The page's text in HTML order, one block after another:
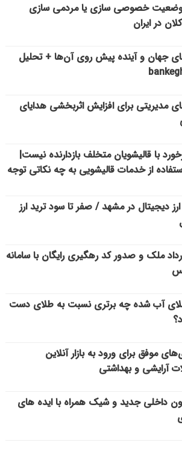
خصوصی سازی یا مردمی سازی
در ایران
جهان و آینده پیش روی آن‌ها + تحلیل
مدیریتی برای افزایش اثربخشی هدایای
با قالیشویان متخلف بازدارنده نیست|
از خدمات قالیشویی به چه نکاتی توجه
دیجیتال در مشهد / صفر تا سود ترید ارز
ملک و صدور کد رهگیری رایگان با سامانه
آب شده چه برتری نسبت به طلای دست
موفق برای ورود به بازار آنلاین
آرایشی و بهداشتی
داخلی جدید و شیک همراه با ایده های